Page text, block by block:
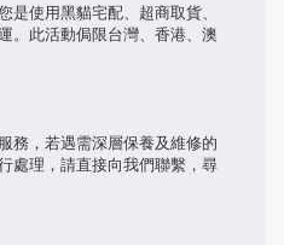
是使用黑貓宅配、超商取貨、
。此活動侷限台灣、香港、澳
務，若遇需深層保養及維修的
處理，請直接向我們聯繫，尋